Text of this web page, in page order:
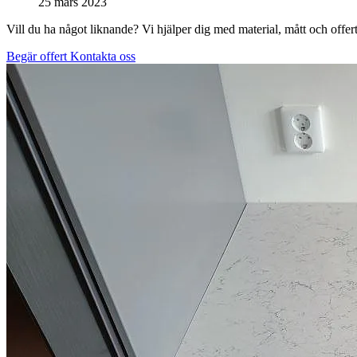
Vill du ha något liknande? Vi hjälper dig med material, mått och
Begär offert Kontakta oss